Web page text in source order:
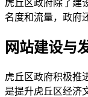
虎丘区政府除了建
名度和流量，政府
网站建设与
虎丘区政府积极推
是提升虎丘区经济